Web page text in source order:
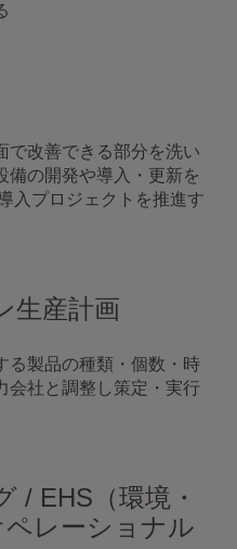
で改善できる部分を洗い
備の開発や導入・更新を
入プロジェクトを推進す
生産計画
る製品の種類・個数・時
会社と調整し策定・実行
/ EHS（環境・
レーショナル